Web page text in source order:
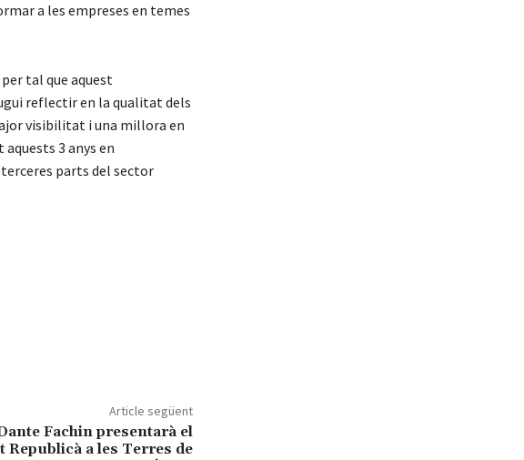
a les empreses en temes
tal que aquest
reflectir en la qualitat dels
visibilitat i una millora en
3 anys en
parts del sector
Article següent
Fachin presentarà el
Republicà a les Terres de